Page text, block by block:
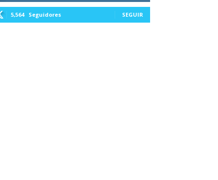
5,564 Seguidores SEGUIR